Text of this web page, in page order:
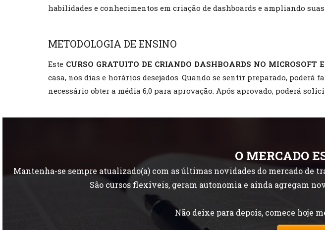
habilidades e conhecimentos em criação de dashboards e ampliando
METODOLOGIA DE ENSINO
Este CURSO GRATUITO DE CRIANDO DASHBOARDS NO MICROSOFT
casa, nos dias e horários desejados. Quando se sentir preparado, poderá
necessário obter a média 6,0 para aprovação. Após aprovado, poderá
O MERCADO
Mantenha-se sempre atualizado(a) com as últimas novidades do mercado de
São cursos flexiveis, geram autonomia e ainda agregam
Não deixe para depois, comece hoje